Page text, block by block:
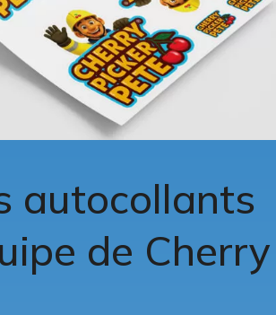
autocollants
de Cherry